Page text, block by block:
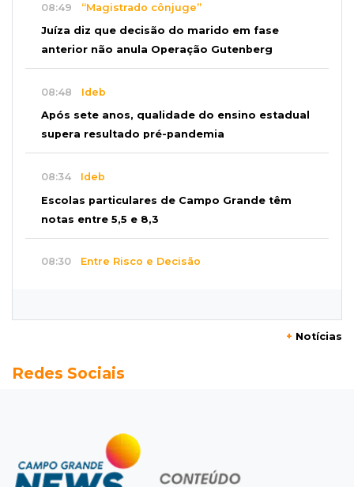
08:49 “Magistrado cônjuge”
Juíza diz que decisão do marido em fase
anterior não anula Operação Gutenberg
08:48 Ideb
Após sete anos, qualidade do ensino estadual
supera resultado pré-pandemia
08:34 Ideb
Escolas particulares de Campo Grande têm
notas entre 5,5 e 8,3
08:30 Entre Risco e Decisão
Trecho da Ernesto Geisel é interditado para
Vila Popular
"Está assustado", diz advogado de garoto de
12 anos suspeito de incendiar amigo
+ Notícias
Redes Sociais